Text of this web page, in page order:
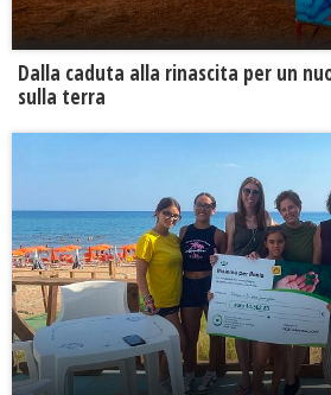
Dalla caduta alla rinascita per un
sulla terra